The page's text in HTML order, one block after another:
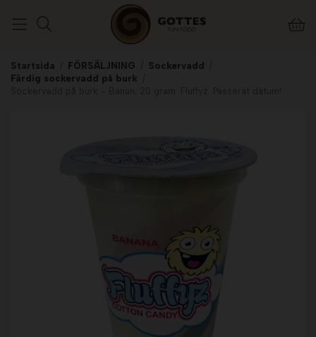
Startsida FÖRSÄLJNING Sockervadd
Färdig sockervadd på burk